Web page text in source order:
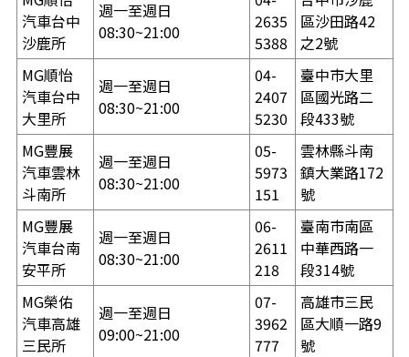
汽車台中
沙鹿所
週一至週日
08:30~21:00
2635
5388
區沙田路42
之2號
MG順怡
汽車台中
大里所
週一至週日
08:30~21:00
04-
2407
5230
臺中市大里
區國光路二
段433號
MG豐展
汽車雲林
斗南所
週一至週日
08:30~21:00
05-
5973
151
雲林縣斗南
鎮大業路172
號
MG豐展
汽車台南
安平所
週一至週日
08:30~21:00
06-
2611
218
臺南市南區
中華西路一
段314號
MG榮佑
汽車高雄
三民所
週一至週日
09:00~21:00
07-
3962
777
高雄市三民
區大順一路9
號